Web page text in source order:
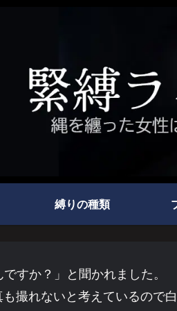
縛りの種類
すか？」と聞かれました。
撮れないと考えているので